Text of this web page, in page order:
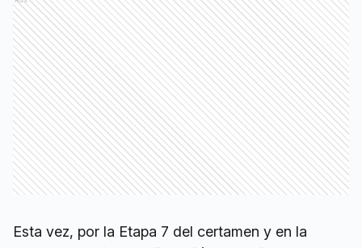
Esta vez, por la Etapa 7 del certamen y en la